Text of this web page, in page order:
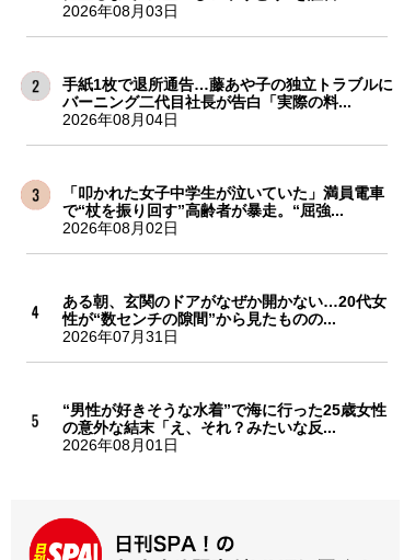
2026年08月03日
手紙1枚で退所通告…藤あや子の独立トラブルに
バーニング二代目社長が告白「実際の料...
2026年08月04日
「叩かれた女子中学生が泣いていた」満員電車
で“杖を振り回す”高齢者が暴走。“屈強...
2026年08月02日
ある朝、玄関のドアがなぜか開かない…20代女
性が“数センチの隙間”から見たものの...
2026年07月31日
“男性が好きそうな水着”で海に行った25歳女性
の意外な結末「え、それ？みたいな反...
2026年08月01日